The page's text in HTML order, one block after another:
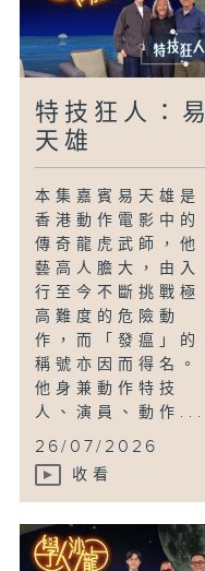
特技狂人：易
天雄
本集嘉賓易天雄是
香港動作電影中的
傳奇龍虎武師，他
藝高人膽大，由入
行至今不斷挑戰極
高難度的危險動
作，而「發瘟」的
稱號亦因而得名。
他身兼動作特技
人、演員、動作...
26/07/2026
收看